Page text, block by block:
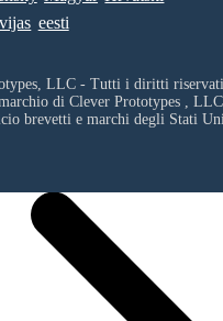
eesti
LLC - Tutti i diritti
di Clever Prototypes , LLC
brevetti e marchi degli Stati